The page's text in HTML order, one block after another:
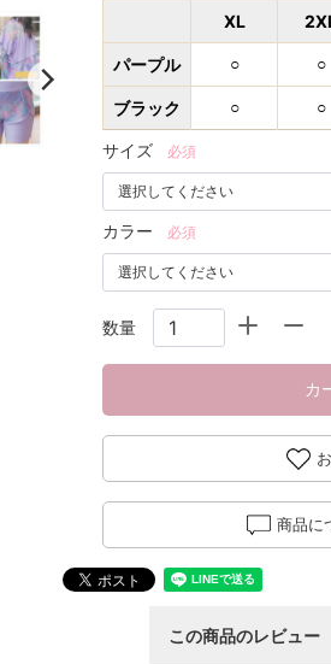
XL
パープル ○ ○
ブラック ○ ○
サイズ 必須
カラー 必須
数量
カ
商品に
この商品のレビュー